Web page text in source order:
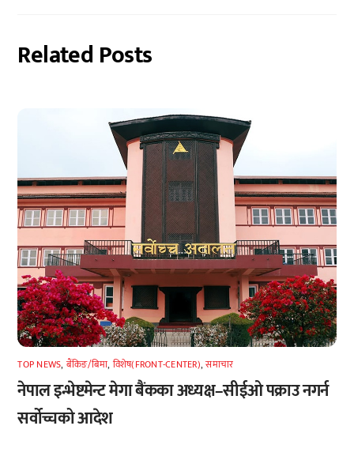
Related Posts
TOP NEWS, बैंकिङ/बिमा, विशेष(FRONT-CENTER),समाचार
नेपाल इन्भेष्टमेन्ट मेगा बैंकका अध्यक्ष–सीईओ पक्राउ नगर्न
सर्वोच्चको आदेश